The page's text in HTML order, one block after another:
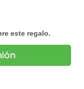
este regalo.